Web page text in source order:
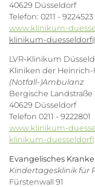
40629 Düsseldorf
Telefon: 0211 - 9224523
www.klinikum-
klinikum-
LVR-Klinikum
Kliniken der
(Notfall-)Ambulanz
Bergische Landstraße
40629 Düsseldorf
Telefon 0211 - 9222801
www.klinikum-
klinikum-
Evangelisches
Kindertagesklinik für
Fürstenwall 91